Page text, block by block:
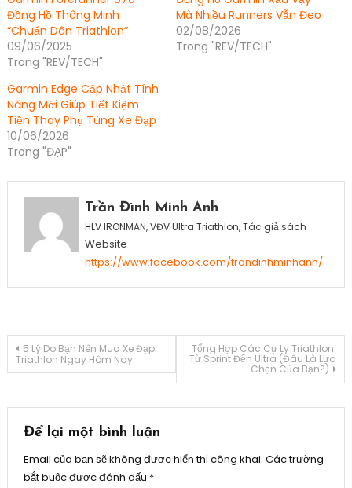
Đồng Hồ Thông Minh
“Chuẩn Dân Triathlon”
09/06/2025
Trong "REV/TECH"
Mà Nhiều Runners Vẫn Đeo
02/08/2026
Trong "REV/TECH"
Garmin Edge Cập Nhật Tính
Năng Mới Giúp Tiết Kiệm
Tiền Thay Phụ Tùng Xe Đạp
10/06/2026
Trong "ĐẠP"
thông
forerunner
170
có
mua
không,
nên
mua
Trần Đình Minh Anh
HLV IRONMAN, VĐV Ultra Triathlon, Tác giả sách
Website
https://www.facebook.com/trandinhminhanh/
Điều
bài
viết
5 Lý Do Bạn Nên Mua Xe Đạp
Triathlon Ngay Hôm Nay
Tổng Hợp Các Cự Ly Triathlon:
Từ Sprint Đến Ultra (Đâu Là Lựa
Chọn Của Bạn?)
Để lại một bình luận
Email của bạn sẽ không được hiển thị công khai. Các trường
bắt buộc được đánh dấu *